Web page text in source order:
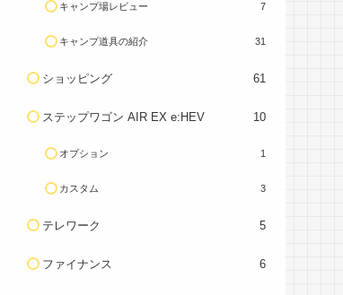
キャンプ場レビュー 7
キャンプ道具の紹介 31
ショッピング 61
ステップワゴン AIR EX e:HEV 10
オプション 1
カスタム 3
テレワーク 5
ファイナンス 6